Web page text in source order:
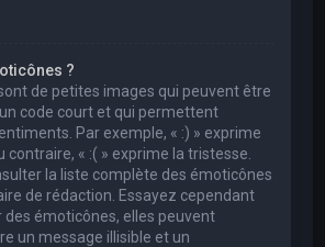
?
de petites images qui peuvent être
code court et qui permettent
Par exemple, « :) » exprime
contraire, « :( » exprime la tristesse.
la liste complète des émoticônes
de rédaction. Essayez cependant
des émoticônes, elles peuvent
un message illisible et un